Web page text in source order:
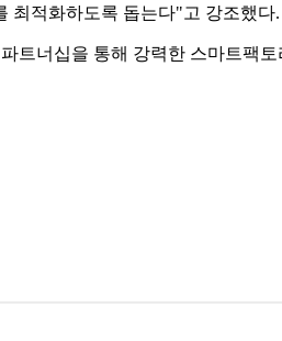
최적화하도록 돕는다"고 강조했다.
트너십을 통해 강력한 스마트팩